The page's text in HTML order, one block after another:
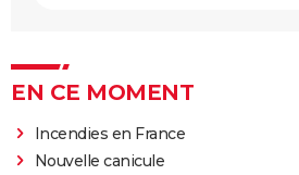
EN CE MOMENT
Incendies en France
Nouvelle canicule